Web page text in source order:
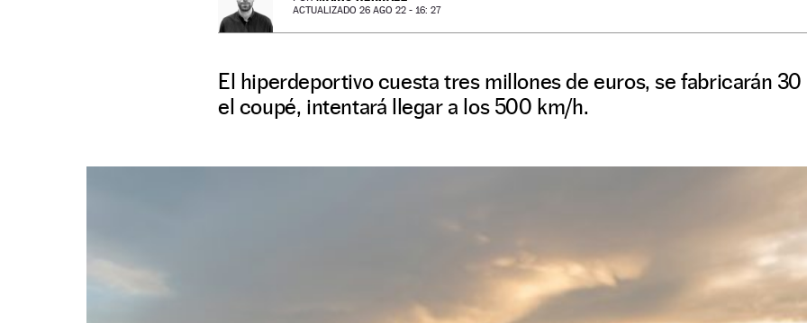
ACTUALIZADO 26 AGO 22 - 16: 27
El hiperdeportivo cuesta tres millones de euros, se fabricarán
el coupé, intentará llegar a los 500 km/h.